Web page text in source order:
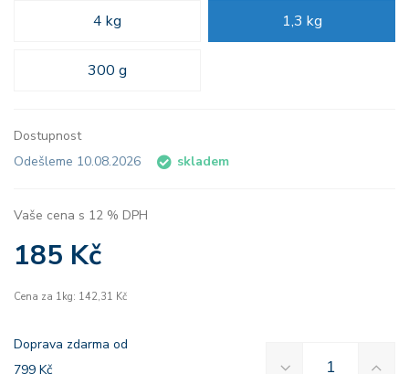
4 kg 1,3 kg
300 g
Dostupnost
Odešleme 10.08.2026
skladem
Vaše cena s 12 % DPH
185 Kč
Cena za 1kg: 142,31 Kč
Doprava zdarma od
799 Kč